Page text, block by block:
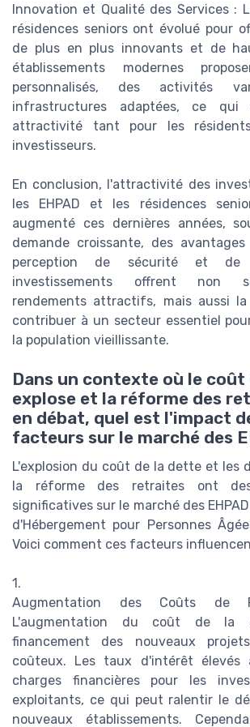
Innovation et Qualité des Services :
résidences seniors ont évolué pour
de plus en plus innovants et de
établissements modernes
personnalisés, des activités
infrastructures adaptées, ce qui
attractivité tant pour les
investisseurs.
En conclusion, l'attractivité des
les EHPAD et les résidences
augmenté ces dernières années,
demande croissante, des
perception de sécurité et de
investissements offrent non
rendements attractifs, mais aussi
contribuer à un secteur essentiel
la population vieillissante.
Dans un contexte où le
explose et la réforme des
en débat, quel est l'impact
facteurs sur le marché des
L'explosion du coût de la dette et les
la réforme des retraites ont des
significatives sur le marché des
d'Hébergement pour Personnes
Voici comment ces facteurs
1.
Augmentation des Coûts de
L'augmentation du coût de la
financement des nouveaux
coûteux. Les taux d'intérêt élevés
charges financières pour les
exploitants, ce qui peut ralentir le
nouveaux établissements.